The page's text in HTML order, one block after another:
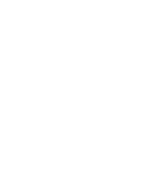
notaris aan
mag door
worden.
stichting